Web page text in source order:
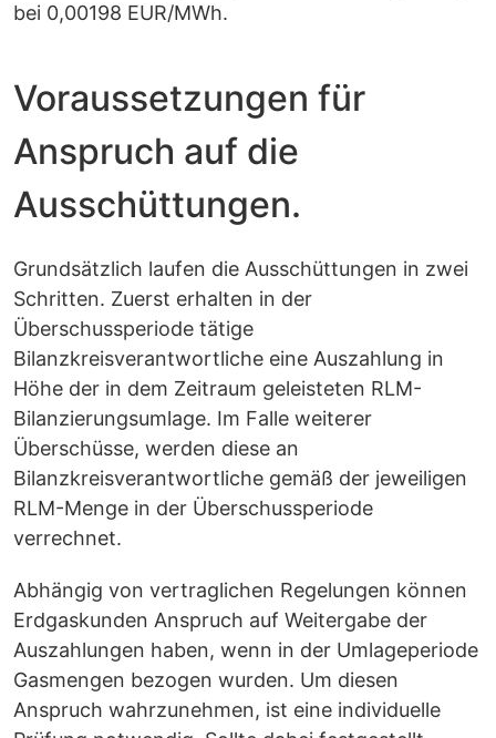
bei 0,00198 EUR/MWh.
Voraussetzungen für
Anspruch auf die
Ausschüttungen.
Grundsätzlich laufen die Ausschüttungen in zwei
Schritten. Zuerst erhalten in der
Überschussperiode tätige
Bilanzkreisverantwortliche eine Auszahlung in
Höhe der in dem Zeitraum geleisteten RLM-
Bilanzierungsumlage. Im Falle weiterer
Überschüsse, werden diese an
Bilanzkreisverantwortliche gemäß der jeweiligen
RLM-Menge in der Überschussperiode
verrechnet.
Abhängig von vertraglichen Regelungen können
Erdgaskunden Anspruch auf Weitergabe der
Auszahlungen haben, wenn in der Umlageperiode
Gasmengen bezogen wurden. Um diesen
Anspruch wahrzunehmen, ist eine individuelle